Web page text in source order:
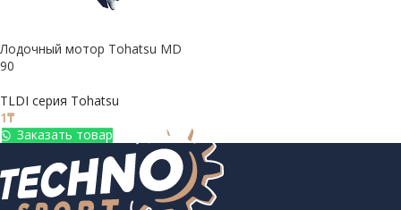
Лодочный мотор Tohatsu MD
90
TLDI серия Tohatsu
1₸
Заказать товар